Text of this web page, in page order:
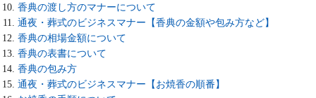
香典の渡し方のマナーについて
通夜・葬式のビジネスマナー【香典の金額や包み方など】
香典の相場金額について
香典の表書について
香典の包み方
通夜・葬式のビジネスマナー【お焼香の順番】